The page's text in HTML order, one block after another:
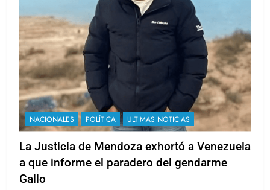
NACIONALES POLÍTICA ULTIMAS NOTICIAS
La Justicia de Mendoza exhortó a Venezuela
a que informe el paradero del gendarme
Gallo